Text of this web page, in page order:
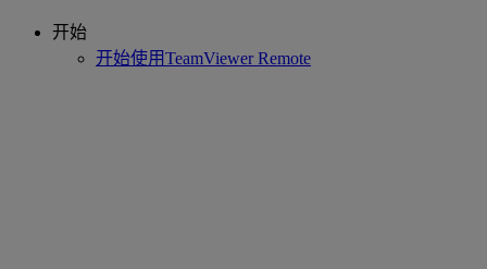
开始
开始使用TeamViewer Remote